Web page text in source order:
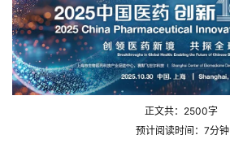
正文共： 2500字
预计阅读时间： 7分钟